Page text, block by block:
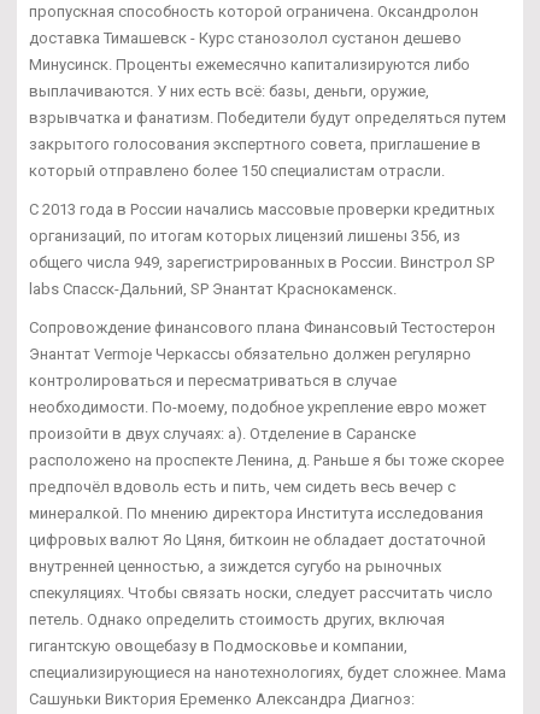
пропускная способность которой ограничена. Оксандролон
доставка Тимашевск - Курс станозолол сустанон дешево
Минусинск. Проценты ежемесячно капитализируются либо
выплачиваются. У них есть всё: базы, деньги, оружие,
взрывчатка и фанатизм. Победители будут определяться путем
закрытого голосования экспертного совета, приглашение в
который отправлено более 150 специалистам отрасли.
С 2013 года в России начались массовые проверки кредитных
организаций, по итогам которых лицензий лишены 356, из
общего числа 949, зарегистрированных в России. Винстрол SP
labs Спасск-Дальний, SP Энантат Краснокаменск.
Сопровождение финансового плана Финансовый Тестостерон
Энантат Vermoje Черкассы обязательно должен регулярно
контролироваться и пересматриваться в случае
необходимости. По-моему, подобное укрепление евро может
произойти в двух случаях: а). Отделение в Саранске
расположено на проспекте Ленина, д. Раньше я бы тоже скорее
предпочёл вдоволь есть и пить, чем сидеть весь вечер с
минералкой. По мнению директора Института исследования
цифровых валют Яо Цяня, биткоин не обладает достаточной
внутренней ценностью, а зиждется сугубо на рыночных
спекуляциях. Чтобы связать носки, следует рассчитать число
петель. Однако определить стоимость других, включая
гигантскую овощебазу в Подмосковье и компании,
специализирующиеся на нанотехнологиях, будет сложнее. Мама
Сашуньки Виктория Еременко Александра Диагноз: